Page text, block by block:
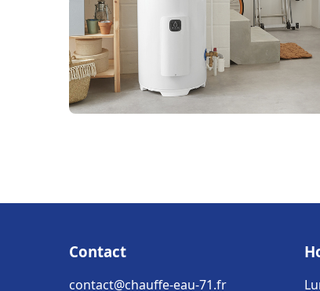
Contact
contact@chauffe-eau-71.fr